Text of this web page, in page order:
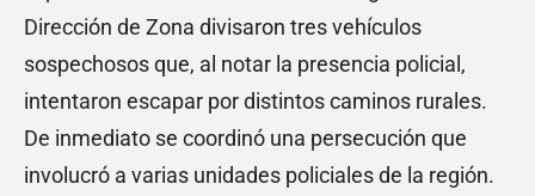
Dirección de Zona divisaron tres vehículos
sospechosos que, al notar la presencia policial,
intentaron escapar por distintos caminos rurales.
De inmediato se coordinó una persecución que
involucró a varias unidades policiales de la región.